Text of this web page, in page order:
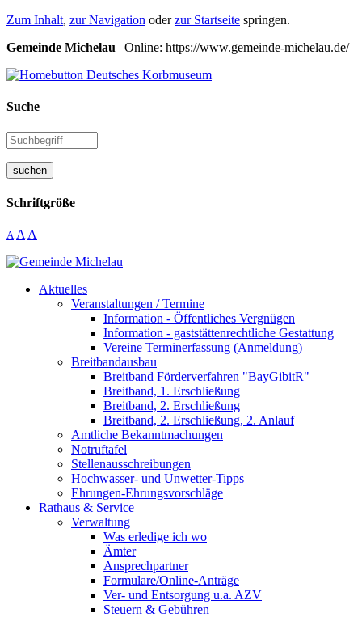
Zum Inhalt, zur Navigation oderzur Startseite springen.
Gemeinde Michelau | Online: https://www.gemeinde-michelau.de/
Suche
suchen
Schriftgröße
A A A
Aktuelles
Veranstaltungen / Termine
Information - Öffentliches Vergnügen
Information - gaststättenrechtliche Gestattung
Vereine Terminerfassung (Anmeldung)
Breitbandausbau
Breitband Förderverfahren "BayGibitR"
Breitband, 1. Erschließung
Breitband, 2. Erschließung
Breitband, 2. Erschließung, 2. Anlauf
Amtliche Bekanntmachungen
Notruftafel
Stellenausschreibungen
Hochwasser- und Unwetter-Tipps
Ehrungen-Ehrungsvorschläge
Rathaus & Service
Verwaltung
Was erledige ich wo
Ämter
Ansprechpartner
Formulare/Online-Anträge
Ver- und Entsorgung u.a. AZV
Steuern & Gebühren